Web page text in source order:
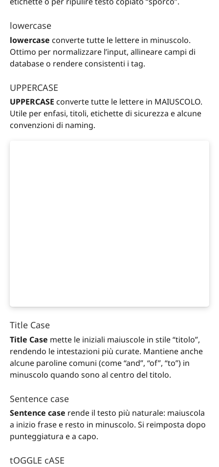
lowercase
lowercase converte tutte le lettere in minuscolo.
Ottimo per normalizzare l’input, allineare campi di
database o rendere consistenti i tag.
UPPERCASE
UPPERCASE converte tutte le lettere in MAIUSCOLO.
Utile per enfasi, titoli, etichette di sicurezza e alcune
convenzioni di naming.
Title Case
Title Case mette le iniziali maiuscole in stile “titolo”,
rendendo le intestazioni più curate. Mantiene anche
alcune paroline comuni (come “and”, “of”, “to”) in
minuscolo quando sono al centro del titolo.
Sentence case
Sentence case rende il testo più naturale: maiuscola
a inizio frase e resto in minuscolo. Si reimposta dopo
punteggiatura e a capo.
tOGGLE cASE